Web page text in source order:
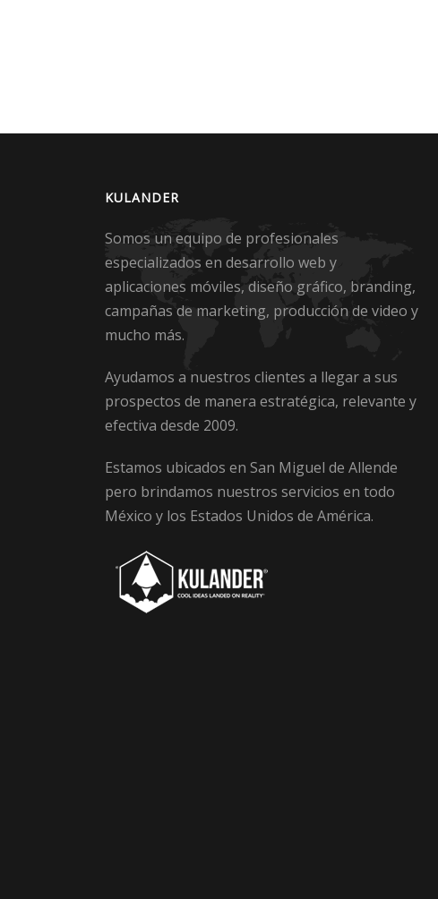
KULANDER
Somos un equipo de profesionales
especializados en desarrollo web y
aplicaciones móviles, diseño gráfico, branding,
campañas de marketing, producción de video y
mucho más.
Ayudamos a nuestros clientes a llegar a sus
prospectos de manera estratégica, relevante y
efectiva desde 2009.
Estamos ubicados en San Miguel de Allende
pero brindamos nuestros servicios en todo
México y los Estados Unidos de América.